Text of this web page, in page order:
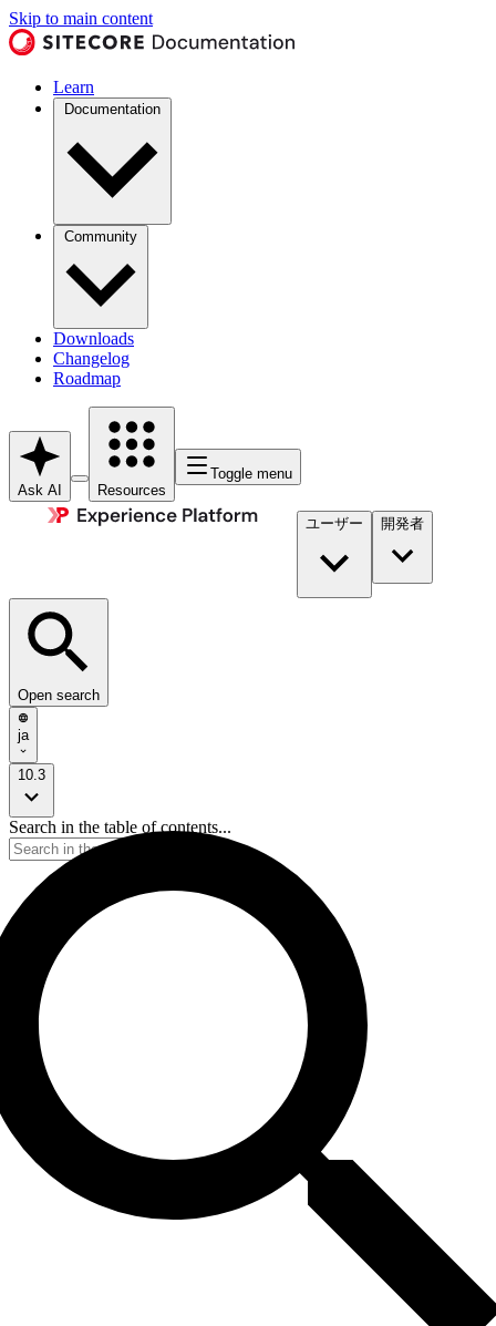
Skip to main content
Learn
Documentation
Community
Downloads
Changelog
Roadmap
Ask AI Resources
Toggle menu
ユーザー 開発者​
Open search
ja
10.3
Search in the table of contents...